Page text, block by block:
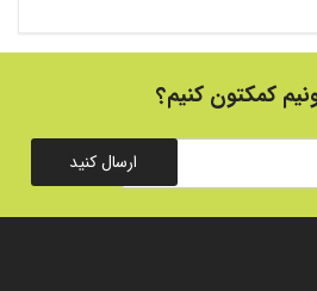
کمکتون کنیم؟
ارسال کنید